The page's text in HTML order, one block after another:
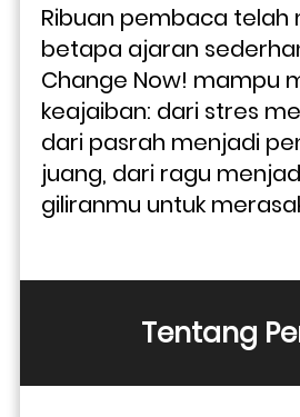
Ribuan pembaca telah
betapa ajaran
Change Now! mampu
keajaiban: dari stres
dari pasrah menjadi
juang, dari ragu
giliranmu untuk
Tentang